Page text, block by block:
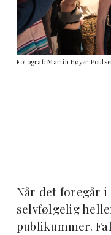
Fotograf: Martin Høyer
Når det foregår
selvfølgelig
publikummer.